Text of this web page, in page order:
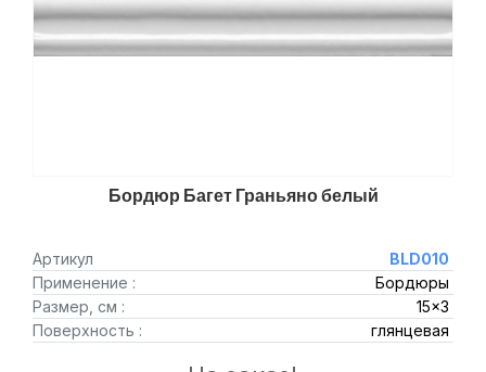
Бордюр Багет Граньяно белый
Артикул
BLD010
Применение :
Бордюры
Размер, см :
15x3
Поверхность :
глянцевая